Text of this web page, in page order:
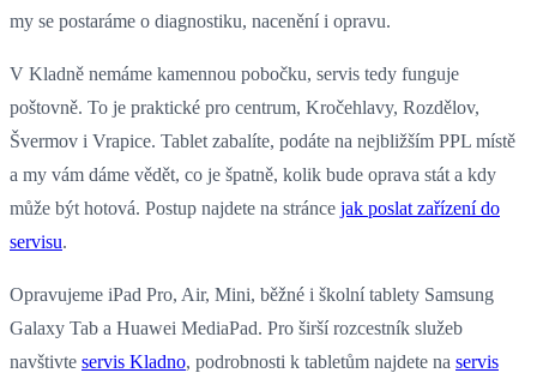
my se postaráme o diagnostiku, nacenění i opravu.
V Kladně nemáme kamennou pobočku, servis tedy funguje
poštovně. To je praktické pro centrum, Kročehlavy, Rozdělov,
Švermov i Vrapice. Tablet zabalíte, podáte na nejbližším PPL místě
a my vám dáme vědět, co je špatně, kolik bude oprava stát a kdy
může být hotová. Postup najdete na stránce jak poslat zařízení do
servisu.
Opravujeme iPad Pro, Air, Mini, běžné i školní tablety Samsung
Galaxy Tab a Huawei MediaPad. Pro širší rozcestník služeb
navštivte servis Kladno, podrobnosti k tabletům najdete na servis